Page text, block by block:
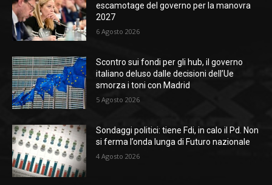
escamotage del governo per la manovra
2027
6 Agosto 2026
Scontro sui fondi per gli hub, il governo
italiano deluso dalle decisioni dell’Ue
smorza i toni con Madrid
5 Agosto 2026
Sondaggi politici: tiene Fdi, in calo il Pd. Non
si ferma l’onda lunga di Futuro nazionale
4 Agosto 2026